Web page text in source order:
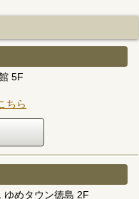
5F
ちら
ゆめタウン徳島 2F